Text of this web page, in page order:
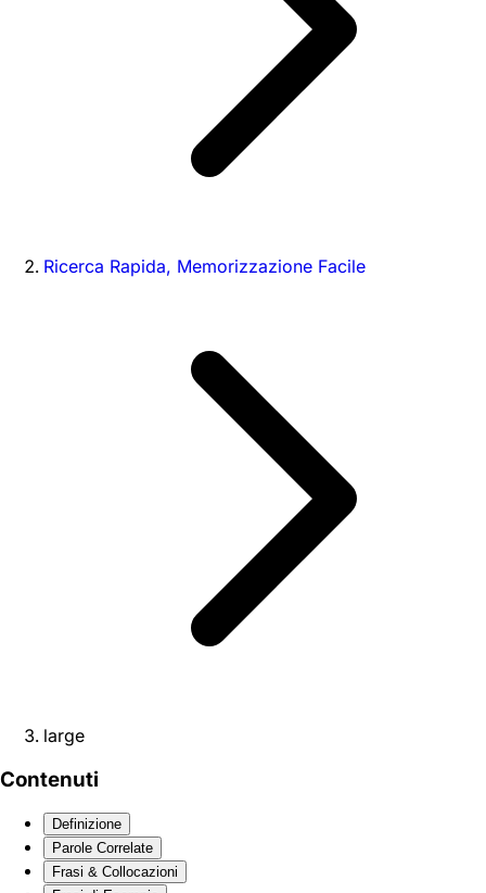
Ricerca Rapida, Memorizzazione Facile
large
Contenuti
Definizione
Parole Correlate
Frasi & Collocazioni